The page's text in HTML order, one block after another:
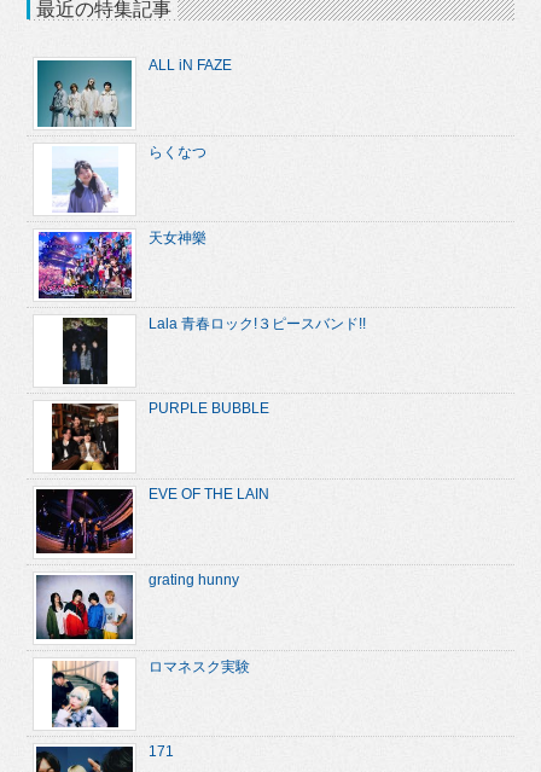
最近の特集記事
ALL iN FAZE
らくなつ
天女神樂
Lala 青春ロック!３ピースバンド!!
PURPLE BUBBLE
EVE OF THE LAIN
grating hunny
ロマネスク実験
171